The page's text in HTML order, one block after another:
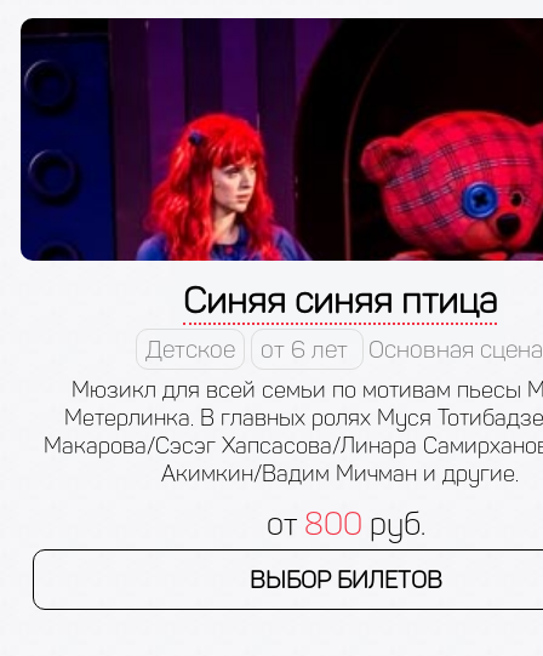
Синяя синяя птица
Детское от 6 лет Основная сцена
Мюзикл для всей семьи по мотивам пьесы
Метерлинка. В главных ролях Муся
Макарова/Сэсэг Хапсасова/Линара
Акимкин/Вадим Мичман и другие.
от 800 руб.
ВЫБОР БИЛЕТОВ